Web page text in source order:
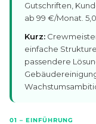
Gutschriften,
ab 99 €/Monat.
Kurz:
einfache
passendere
01 – EINFÜHRUNG